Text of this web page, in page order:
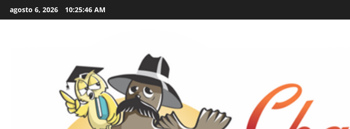
to
agosto 6, 2026 10:25:47 AM